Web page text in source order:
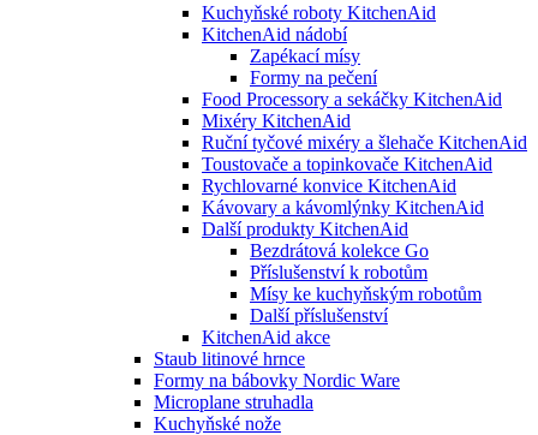
Kuchyňské roboty KitchenAid
KitchenAid nádobí
Zapékací mísy
Formy na pečení
Food Processory a sekáčky KitchenAid
Mixéry KitchenAid
Ruční tyčové mixéry a šlehače KitchenAid
Toustovače a topinkovače KitchenAid
Rychlovarné konvice KitchenAid
Kávovary a kávomlýnky KitchenAid
Další produkty KitchenAid
Bezdrátová kolekce Go
Příslušenství k robotům
Mísy ke kuchyňským robotům
Další příslušenství
KitchenAid akce
Staub litinové hrnce
Formy na bábovky Nordic Ware
Microplane struhadla
Kuchyňské nože